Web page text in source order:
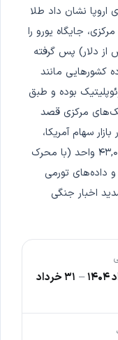
اروپا نشان داد طلا
مرکزی، جایگاه یورو را
از دلار) پس گرفته
کشورهایی مانند
بوده و طبق
طلا، ۹۵ درصد بانک‌های مرکزی قصد
سهام آمریکا،
شاخص داوجونز بین تلاش برای عبور از ۴۳,۰۰۰ واحد (با محرک
داده‌های تورمی
واحد (با تشدید اخبار جنگی
–
۳۱ خرداد